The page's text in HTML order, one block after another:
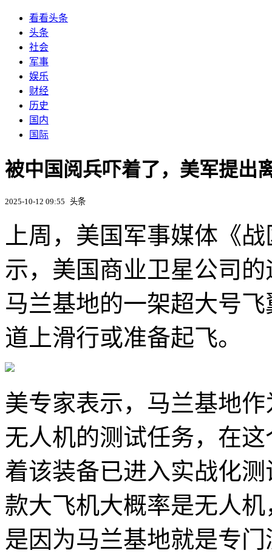
看看头条
头条
社会
军事
娱乐
财经
历史
国内
国际
被中国阅兵吓着了，美军提出
2025-10-12 09:55 头条
上周，美国军事媒体《
示，美国商业卫星公司
马兰基地的一架超大号
道上滑行或准备起飞。
美专家表示，马兰基地
无人机的测试任务，在
着该装备已进入实战化
款大飞机大概率是无人
是因为马兰基地就是专